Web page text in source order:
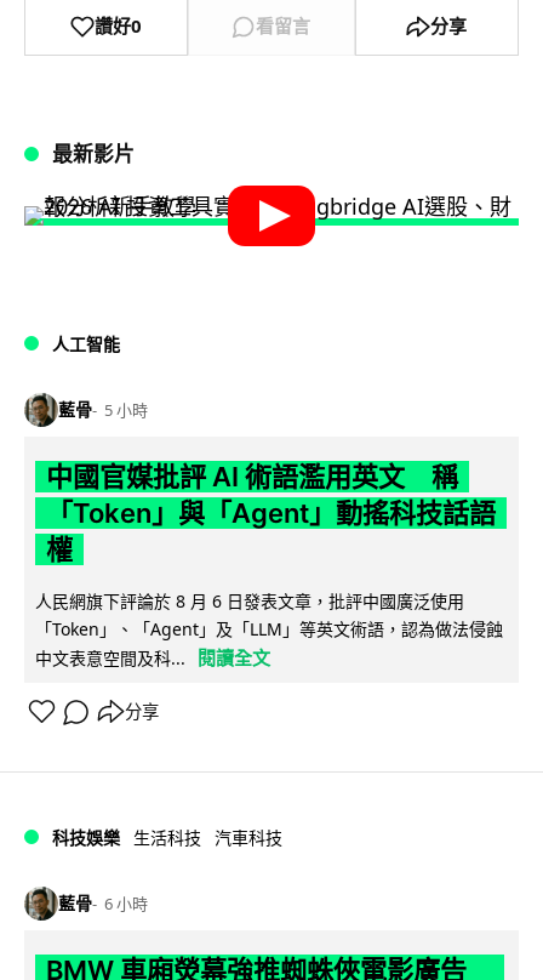
讚好0 看留言 分享
最新影片
人工智能
藍骨 5 小時
中國官媒批評 AI 術語濫用英文 稱
「Token」與「Agent」動搖科技話語
權
人民網旗下評論於 8 月 6 日發表文章，批評中國廣泛使用
「Token」、「Agent」及「LLM」等英文術語，認為做法侵蝕
中文表意空間及科...
閱讀全文
分享
科技娛樂 生活科技 汽車科技
藍骨 6 小時
BMW 車廂熒幕強推蜘蛛俠電影廣告